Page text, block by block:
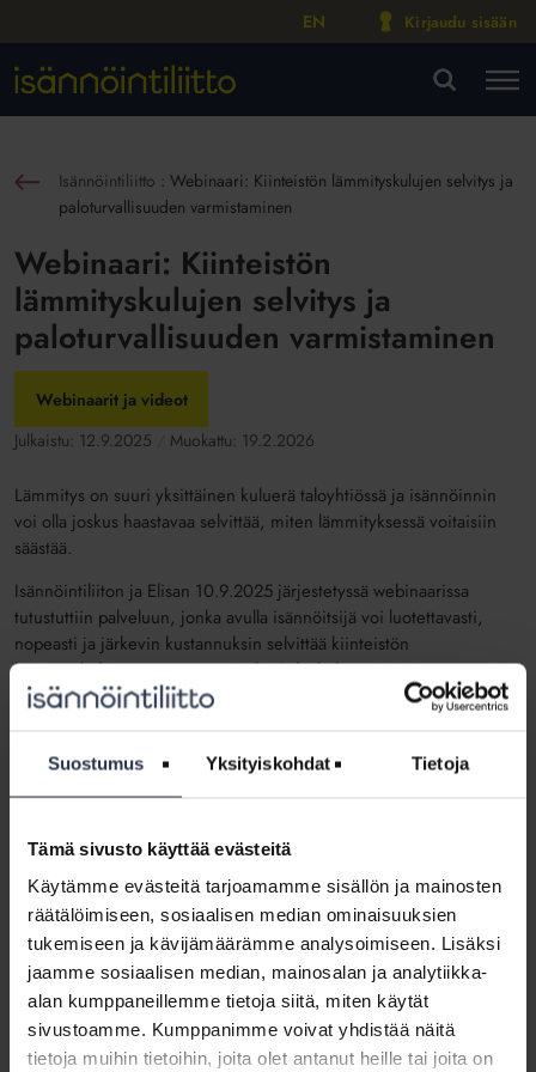
Suostumus Yksityiskohdat Tietoja
Tämä sivusto käyttää evästeitä
Käytämme evästeitä tarjoamamme sisällön ja mainosten
räätälöimiseen, sosiaalisen median ominaisuuksien
tukemiseen ja kävijämäärämme analysoimiseen. Lisäksi
jaamme sosiaalisen median, mainosalan ja analytiikka-
alan kumppaneillemme tietoja siitä, miten käytät
sivustoamme. Kumppanimme voivat yhdistää näitä
tietoja muihin tietoihin, joita olet antanut heille tai joita on
EN Kirjaudu sisään
Isännöintiliitto :Webinaari: Kiinteistön lämmityskulujen selvitys ja
paloturvallisuuden varmistaminen
Webinaari: Kiinteistön
lämmityskulujen selvitys ja
paloturvallisuuden varmistaminen
Webinaarit ja videot
Julkaistu: 12.9.2025 Muokattu: 19.2.2026
Lämmitys on suuri yksittäinen kuluerä taloyhtiössä ja isännöinnin
voi olla joskus haastavaa selvittää, miten lämmityksessä voitaisiin
säästää.
Isännöintiliiton ja Elisan 10.9.2025 järjestetyssä webinaarissa
tutustuttiin palveluun, jonka avulla isännöitsijä voi luotettavasti,
nopeasti ja järkevin kustannuksin selvittää kiinteistön
lämmityskulujen säästöpotentiaalit. Palvelu huomioi eri
ratkaisuvaihtoehdot, juuri siinä kiinteistössä.
Apex Heatin toimitusjohtaja ja tekniikan tohtori
Jussi Vimpari
on erikoistunut kiinteistöjen lämmityskustannusten hallintaan.
ajankohtainen paloturvallisuus.
Webinaarissa kuultiin Elisan palveluratkaisusta, jonka avulla
isännöinti voi varmistaa vastuullaan olevan kiinteistön
paloturvallisuuden tason. Palvelu koostuu kolmesta osa-alueesta
yhden luukun periaatteella ja avaimet käteen -palveluna.
Kiinteistön paloturvallisuuden riskikartoituspalvelu
Elisa täyden palvelun huoneistojen palovaroitinpalvelu